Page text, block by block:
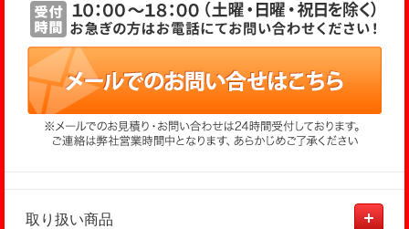
取り扱い商品